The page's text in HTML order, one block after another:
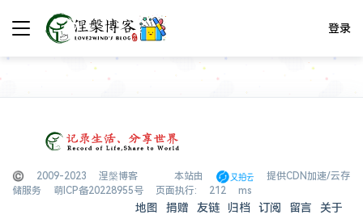
登录
© 2009-2023 涅槃博客 本站由
提供CDN加速/云存
储服务
萌ICP备20228955号 页面执行: 212 ms
地图 捐赠 友链 归档 订阅 留言 关于